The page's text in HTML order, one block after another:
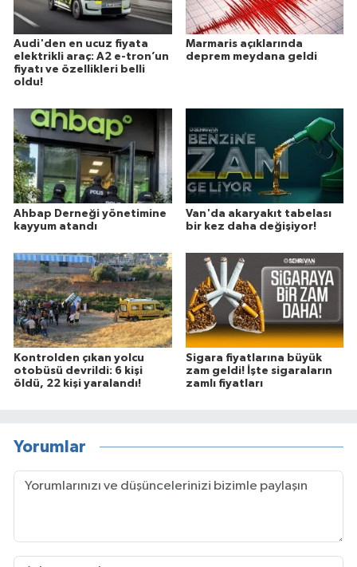
Audi'den en ucuz fiyata
elektrikli araç: A2 e-tron’un
fiyatı ve özellikleri belli
oldu!
Marmaris açıklarında
deprem meydana geldi
Ahbap Derneği yönetimine
kayyum atandı
Van'da akaryakıt tabelası
bir kez daha değişiyor!
Kontrolden çıkan yolcu
otobüsü devrildi: 6 kişi
öldü, 22 kişi yaralandı!
Sigara fiyatlarına büyük
zam geldi! İşte sigaraların
zamlı fiyatları
Yorumlar